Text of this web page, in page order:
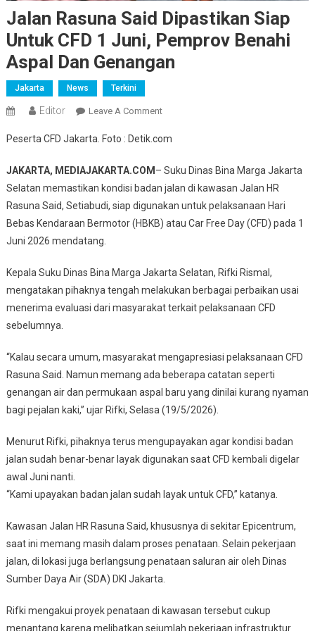
Jalan Rasuna Said Dipastikan Siap
Untuk CFD 1 Juni, Pemprov Benahi
Aspal Dan Genangan
Jakarta News Terkini
Editor Leave A CommentOn
Rasuna
Dipastikan
Siap
Untuk
CFD
Pemprov
Benahi
Aspal
Peserta CFD Jakarta. Foto : Detik.com
JAKARTA, MEDIAJAKARTA.COM – Suku Dinas Bina Marga Jakarta
Selatan memastikan kondisi badan jalan di kawasan Jalan HR
Rasuna Said, Setiabudi, siap digunakan untuk pelaksanaan Hari
Bebas Kendaraan Bermotor (HBKB) atau Car Free Day (CFD) pada 1
Juni 2026 mendatang.
Kepala Suku Dinas Bina Marga Jakarta Selatan, Rifki Rismal,
mengatakan pihaknya tengah melakukan berbagai perbaikan usai
menerima evaluasi dari masyarakat terkait pelaksanaan CFD
sebelumnya.
“Kalau secara umum, masyarakat mengapresiasi pelaksanaan CFD
Rasuna Said. Namun memang ada beberapa catatan seperti
genangan air dan permukaan aspal baru yang dinilai kurang nyaman
bagi pejalan kaki,” ujar Rifki, Selasa (19/5/2026).
Menurut Rifki, pihaknya terus mengupayakan agar kondisi badan
jalan sudah benar-benar layak digunakan saat CFD kembali digelar
awal Juni nanti.
“Kami upayakan badan jalan sudah layak untuk CFD,” katanya.
Kawasan Jalan HR Rasuna Said, khususnya di sekitar Epicentrum,
saat ini memang masih dalam proses penataan. Selain pekerjaan
jalan, di lokasi juga berlangsung penataan saluran air oleh Dinas
Sumber Daya Air (SDA) DKI Jakarta.
Rifki mengakui proyek penataan di kawasan tersebut cukup
menantang karena melibatkan sejumlah pekerjaan infrastruktur